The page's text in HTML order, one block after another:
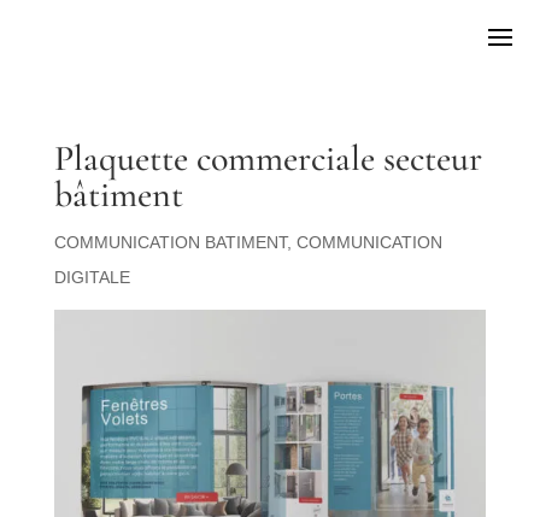
Plaquette commerciale secteur
bâtiment
COMMUNICATION BATIMENT, COMMUNICATION
DIGITALE